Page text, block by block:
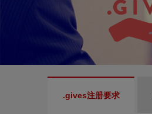
.gives注册要求